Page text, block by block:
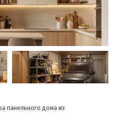
панельного дома из